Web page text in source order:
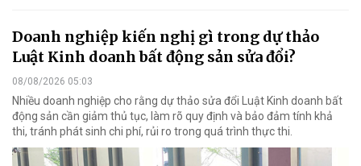
Doanh nghiệp kiến nghị gì trong dự thảo
Luật Kinh doanh bất động sản sửa đổi?
08/08/2026 05:03
Nhiều doanh nghiệp cho rằng dự thảo sửa đổi Luật Kinh doanh bất
động sản cần giảm thủ tục, làm rõ quy định và bảo đảm tính khả
thi, tránh phát sinh chi phí, rủi ro trong quá trình thực thi.